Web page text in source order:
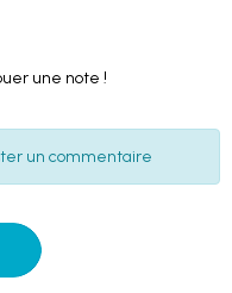
une note !
un commentaire